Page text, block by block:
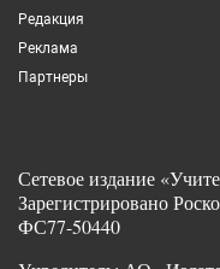
Редакция
Реклама
Партнеры
Сетевое издание
Зарегистрировано
ФС77-50440